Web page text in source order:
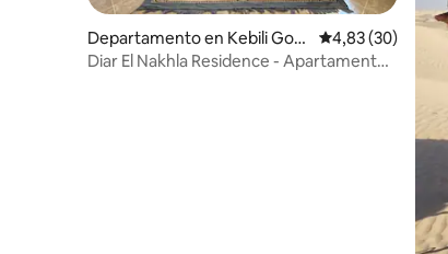
Departamento en Kebili Gov
ernorate
Calificación
4,83 (30)
Diar El Nakhla Residence - Apartamento